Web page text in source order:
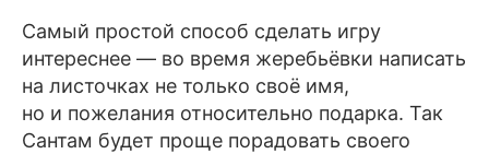
Самый простой способ сделать игру
интереснее — во время жеребьёвки написать
на листочках не только своё имя,
но и пожелания относительно подарка. Так
Сантам будет проще порадовать своего